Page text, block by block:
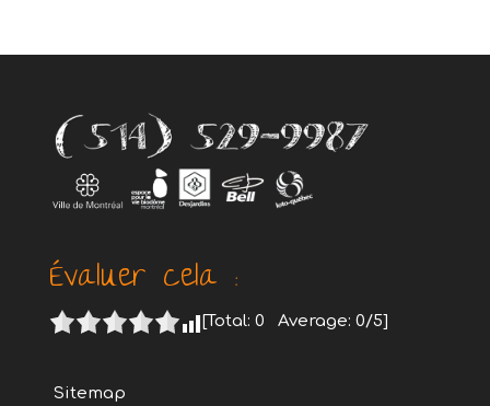
Évaluer cela :
[Total: 0 Average: 0/5]
Sitemap